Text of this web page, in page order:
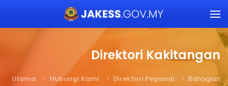
Skip to main content
Direktori Kakitangan
Utama Hubungi Kami Direktori Pegawai
Bahagian